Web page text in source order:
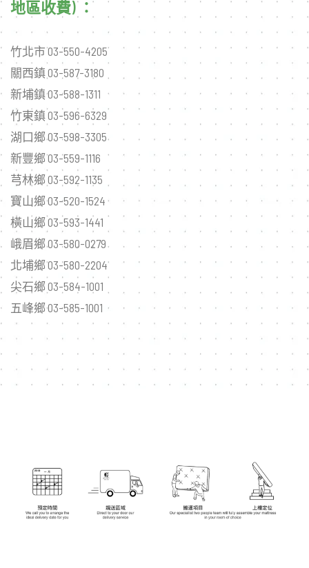
地區收費) ：
竹北市 03-550-4205
關西鎮 03-587-3180
新埔鎮 03-588-1311
竹東鎮 03-596-6329
湖口鄉 03-598-3305
新豐鄉 03-559-1116
芎林鄉 03-592-1135
寶山鄉 03-520-1524
橫山鄉 03-593-1441
峨眉鄉 03-580-0279
北埔鄉 03-580-2204
尖石鄉 03-584-1001
五峰鄉 03-585-1001